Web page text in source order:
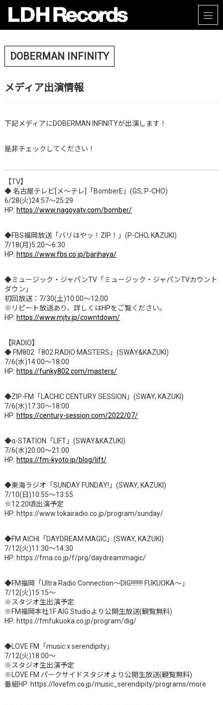
DOBERMAN INFINITY
メディア出演情報
下記メディアにDOBERMAN INFINITYが出演します！
是非チェックしてください！
【TV】
◆ 名古屋テレビ[メ～テレ]「BomberE」(GS, P-CHO)
6/28(火)24:57～25:29
HP: https://www.nagoyatv.com/bomber/
◆FBS福岡放送「バリはやッ！ZIP！」(P-CHO, KAZUKI)
7/18(月)5:20～6:30
HP: https://www.fbs.co.jp/barihaya/
◆ミュージック・ジャパンTV「ミュージック・ジャパンTVカウント
ダウン」
初回放送：7/30(土)10:00～12:00
※リピート放送あり、詳しくはHPをご覧ください。
HP: https://www.mjtv.jp/cowntdown/
【RADIO】
◆ FM802「802 RADIO MASTERS」(SWAY&KAZUKI)
7/6(水)14:00～18:00
HP: https://funky802.com/masters/
◆ZIP-FM「LACHIC CENTURY SESSION」(SWAY, KAZUKI)
7/6(水)17:30～18:00
HP: https://century-session.com/2022/07/
◆α-STATION「LIFT」(SWAY&KAZUKI)
7/6(水)20:00～21:00
HP: https://fm-kyoto.jp/blog/lift/
◆東海ラジオ「SUNDAY FUNDAY!」(SWAY, KAZUKI)
7/10(日)10:55～13:55
※12:20頃出演予定
HP: https://www.tokairadio.co.jp/program/sunday/
◆FM AICHI「DAYDREAM MAGIC」(SWAY, KAZUKI)
7/12(火)11:30～14:30
HP: https://fma.co.jp/f/prg/daydreammagic/
◆FM福岡「Ultra Radio Connection～DIG!!!!!!!! FUKUOKA～」
7/12(火)15:15～
※スタジオ生出演予定
※FM福岡本社1F AIG Studioより公開生放送(観覧無料)
HP: https://fmfukuoka.co.jp/program/dig/
◆LOVE FM「music x serendipity」
7/12(火)18:00～
※スタジオ生出演予定
※LOVE FM パークサイドスタジオより公開生放送(観覧無料)
番組HP: https://lovefm.co.jp/music_serendipity/programs/more